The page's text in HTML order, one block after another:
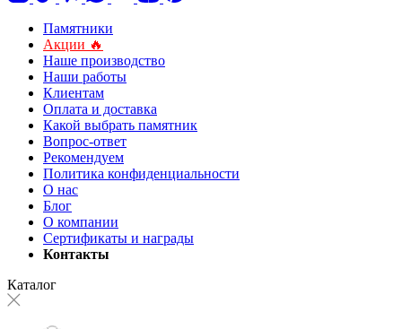
Памятники
Акции 🔥
Наше производство
Наши работы
Клиентам
Оплата и доставка
Какой выбрать памятник
Вопрос-ответ
Рекомендуем
Политика конфиденциальности
О нас
Блог
О компании
Сертификаты и награды
Контакты
Каталог